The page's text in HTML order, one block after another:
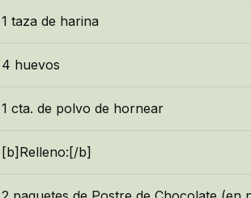
1 taza de harina
4 huevos
1 cta. de polvo de hornear
[b]Relleno:[/b]